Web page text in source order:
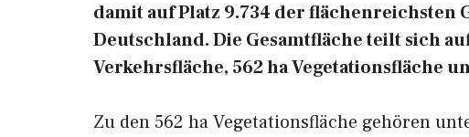
damit auf Platz 9.734 der
Deutschland. Die Gesamtfläche teilt sich
Verkehrsfläche, 562 ha Vegetationsfläche
Zu den 562 ha Vegetationsfläche gehören